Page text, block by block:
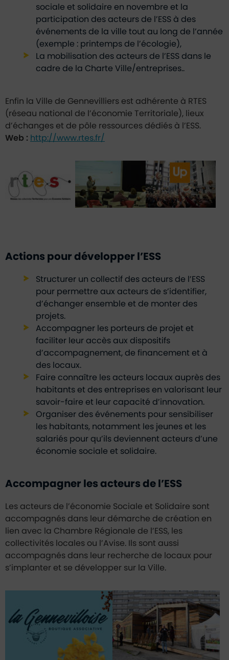
sociale et solidaire en novembre et la
participation des acteurs de l’ESS à des
événements de la ville tout au long de l’année
(exemple : printemps de l’écologie),
La mobilisation des acteurs de l’ESS dans le
cadre de la Charte Ville/entreprises..
Enfin la Ville de Gennevilliers est adhérente à RTES
(réseau national de l’économie Territoriale), lieux
d’échanges et de pôle ressources dédiés à l’ESS.
Web : http://www.rtes.fr/
Actions pour développer l’ESS
Structurer un collectif des acteurs de l’ESS
pour permettre aux acteurs de s’identifier,
d’échanger ensemble et de monter des
projets.
Accompagner les porteurs de projet et
faciliter leur accès aux dispositifs
d’accompagnement, de financement et à
des locaux.
Faire connaître les acteurs locaux auprès des
habitants et des entreprises en valorisant leur
savoir-faire et leur capacité d’innovation.
Organiser des événements pour sensibiliser
les habitants, notamment les jeunes et les
salariés pour qu’ils deviennent acteurs d’une
économie sociale et solidaire.
Accompagner les acteurs de l’ESS
Les acteurs de l’économie Sociale et Solidaire sont
accompagnés dans leur démarche de création en
lien avec la Chambre Régionale de l’ESS, les
collectivités locales ou l’Avise. Ils sont aussi
accompagnés dans leur recherche de locaux pour
s’implanter et se développer sur la Ville.